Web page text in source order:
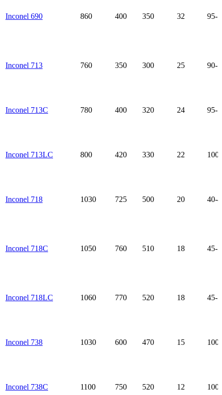
Inconel 690 860 400 350 32 95-
Inconel 713 760 350 300 25 90-
Inconel 713C 780 400 320 24 95-
Inconel 713LC 800 420 330 22
Inconel 718 1030 725 500 20 40-
Inconel 718C 1050 760 510 18 45-
Inconel 718LC 1060 770 520 18 45-
Inconel 738 1030 600 470 15
Inconel 738C 1100 750 520 12